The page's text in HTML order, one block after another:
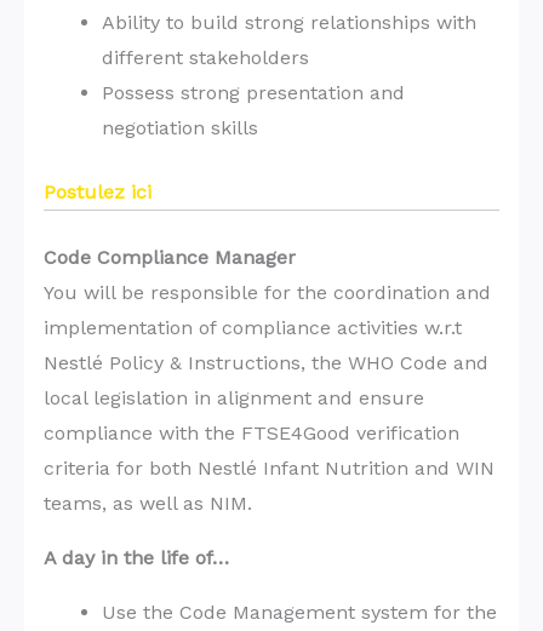
Ability to build strong relationships with
different stakeholders
Possess strong presentation and
negotiation skills
Postulez ici
Code Compliance Manager
You will be responsible for the coordination and
implementation of compliance activities w.r.t
Nestlé Policy & Instructions, the WHO Code and
local legislation in alignment and ensure
compliance with the FTSE4Good verification
criteria for both Nestlé Infant Nutrition and WIN
teams, as well as NIM.
A day in the life of…
Use the Code Management system for the